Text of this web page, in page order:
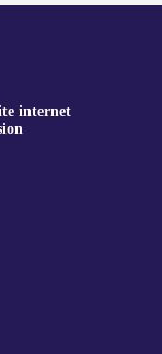
internet